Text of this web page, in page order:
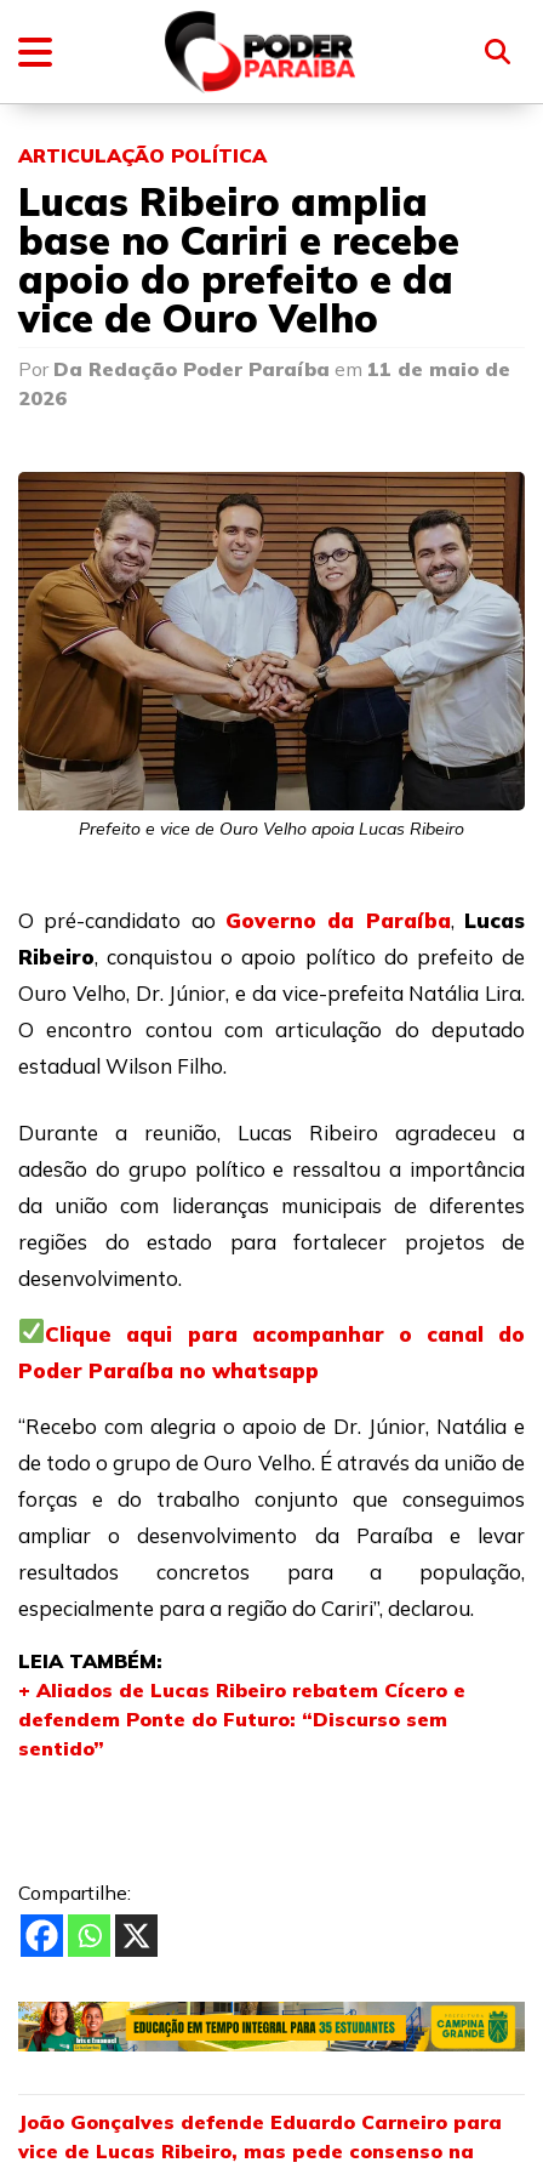
ARTICULAÇÃO POLÍTICA
Lucas Ribeiro amplia
base no Cariri e recebe
apoio do prefeito e da
vice de Ouro Velho
Por Da Redação Poder Paraíba em 11 de maio de
2026
Prefeito e vice de Ouro Velho apoia Lucas Ribeiro
O pré-candidato ao Governo da Paraíba, Lucas
Ribeiro, conquistou o apoio político do prefeito de
Ouro Velho, Dr. Júnior, e da vice-prefeita Natália Lira.
O encontro contou com articulação do deputado
estadualWilson Filho.
Durante a reunião, Lucas Ribeiro agradeceu a
adesão do grupo político e ressaltou a importância
da união com lideranças municipais de diferentes
regiões do estado para fortalecer projetos de
desenvolvimento.
Clique aqui para acompanhar o canal do
Poder Paraíba no whatsapp
“Recebo com alegria o apoio de Dr. Júnior, Natália e
de todo o grupo de Ouro Velho. É através da união de
forças e do trabalho conjunto que conseguimos
ampliar o desenvolvimento da Paraíba e levar
resultados concretos para a população,
especialmente para a região do Cariri”, declarou.
LEIA TAMBÉM:
+ Aliados de Lucas Ribeiro rebatem Cícero e
defendem Ponte do Futuro: “Discurso sem
sentido”
Compartilhe:
João Gonçalves defende Eduardo Carneiro para
vice de Lucas Ribeiro, mas pede consenso na